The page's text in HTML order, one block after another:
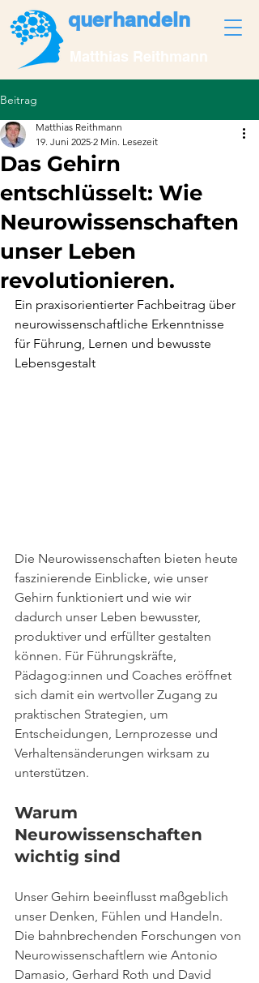
querhandeln
Matthias Reithmann
Beitrag
Das Gehirn
entschlüsselt: Wie
Neurowissenschaften
unser Leben
revolutionieren.
Matthias Reithmann
19. Juni 2025 2 Min. Lesezeit
Ein praxisorientierter Fachbeitrag über
neurowissenschaftliche Erkenntnisse
für Führung, Lernen und bewusste
Lebensgestalt
Die Neurowissenschaften bieten heute
faszinierende Einblicke, wie unser
Gehirn funktioniert und wie wir
dadurch unser Leben bewusster,
produktiver und erfüllter gestalten
können. Für Führungskräfte,
Pädagog:innen und Coaches eröffnet
sich damit ein wertvoller Zugang zu
praktischen Strategien, um
Entscheidungen, Lernprozesse und
Verhaltensänderungen wirksam zu
unterstützen.
Warum
Neurowissenschaften
wichtig sind
Unser Gehirn beeinflusst maßgeblich
unser Denken, Fühlen und Handeln.
Die bahnbrechenden Forschungen von
Neurowissenschaftlern wie Antonio
Damasio, Gerhard Roth und David